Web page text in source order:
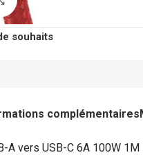
souhaits
complémentaires
A vers USB-C 6A 100W 1M